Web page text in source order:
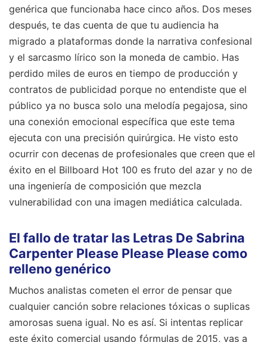
genérica que funcionaba hace cinco años. Dos meses
después, te das cuenta de que tu audiencia ha
migrado a plataformas donde la narrativa confesional
y el sarcasmo lírico son la moneda de cambio. Has
perdido miles de euros en tiempo de producción y
contratos de publicidad porque no entendiste que el
público ya no busca solo una melodía pegajosa, sino
una conexión emocional específica que este tema
ejecuta con una precisión quirúrgica. He visto esto
ocurrir con decenas de profesionales que creen que el
éxito en el Billboard Hot 100 es fruto del azar y no de
una ingeniería de composición que mezcla
vulnerabilidad con una imagen mediática calculada.
El fallo de tratar las Letras De Sabrina
Carpenter Please Please Please como
relleno genérico
Muchos analistas cometen el error de pensar que
cualquier canción sobre relaciones tóxicas o suplicas
amorosas suena igual. No es así. Si intentas replicar
este éxito comercial usando fórmulas de 2015, vas a